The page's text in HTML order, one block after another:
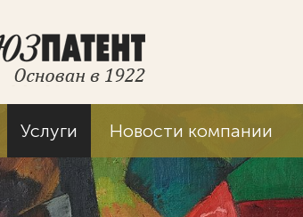
Услуги Новости компании